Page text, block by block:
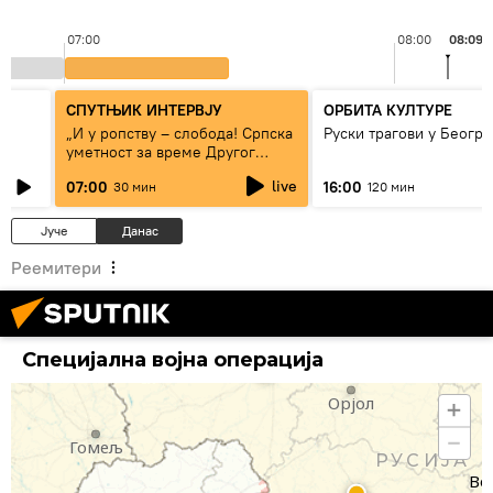
07:00 08:00 08:09
СПУТЊИК ИНТЕРВЈУ
„И у ропству – слобода! Српска
уметност за време Другог
07:00 30 мин live
ОРБИТА КУЛТУРЕ
Руски трагови у
16:00 120 мин
Јуче Данас
Реемитери
Специјална војна операција
Гомељ
Орјол
РУСИЈА
Брјанск